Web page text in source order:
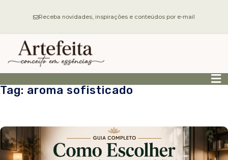
Receba novidades, inspirações e conteúdos por e-mail
Tag: aroma sofisticado